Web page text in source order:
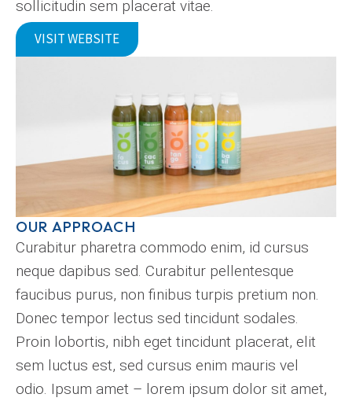
sollicitudin sem placerat vitae.
VISIT WEBSITE
OUR APPROACH
Curabitur pharetra commodo enim, id cursus
neque dapibus sed. Curabitur pellentesque
faucibus purus, non finibus turpis pretium non.
Donec tempor lectus sed tincidunt sodales.
Proin lobortis, nibh eget tincidunt placerat, elit
sem luctus est, sed cursus enim mauris vel
odio. Ipsum amet – lorem ipsum dolor sit amet,